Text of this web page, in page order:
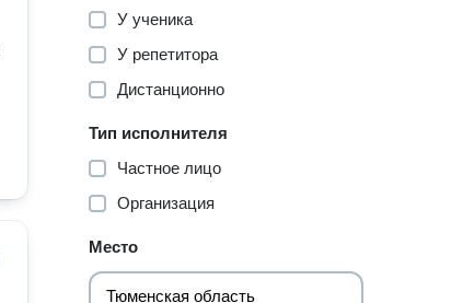
У ученика
У репетитора
Дистанционно
Тип исполнителя
Частное лицо
Организация
Место